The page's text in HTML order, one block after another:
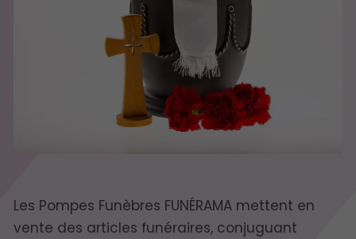
Les Pompes Funèbres FUNÉRAMA mettent en
vente des articles funéraires, conjuguant